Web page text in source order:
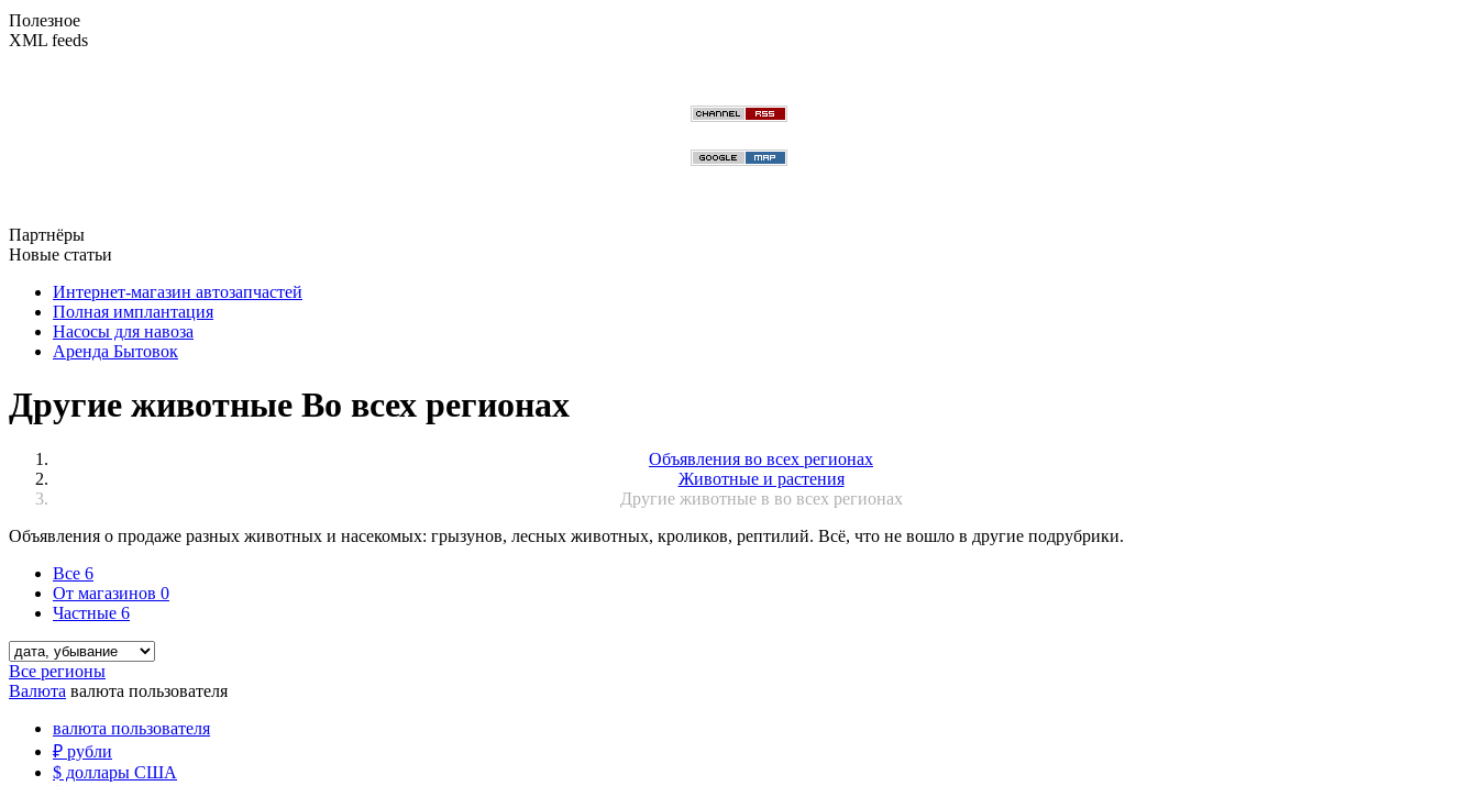
Полезное
XML feeds
Партнёры
Новые статьи
Интернет-магазин автозапчастей
Полная имплантация
Насосы для навоза
Аренда Бытовок
Другие животные Во всех регионах
Объявления во всех регионах
Животные и растения
Другие животные в во всех регионах
Объявления о продаже разных животных и насекомых: грызунов, лесных животных, кроликов, рептилий. Всё, что не вошло в другие подрубрики.
Все 6
От магазинов 0
Частные 6
Все регионы
Валюта валюта пользователя
валюта пользователя
₽ рубли
$ доллары США